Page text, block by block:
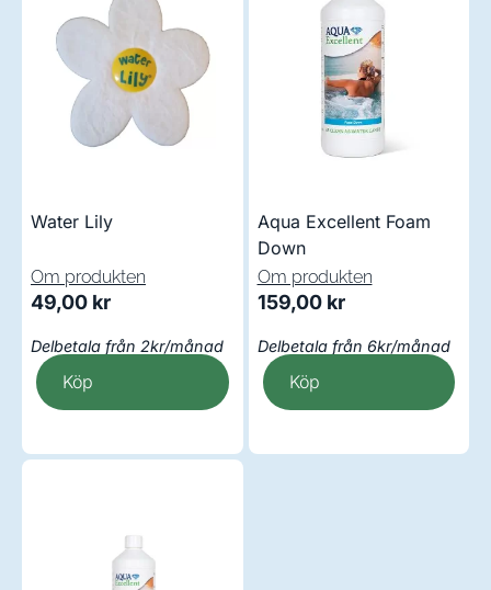
Water Lily
Om produkten
49,00 kr
Delbetala från 2kr/månad
Köp
Aqua Excellent Foam
Down
Om produkten
159,00 kr
Delbetala från 6kr/månad
Köp